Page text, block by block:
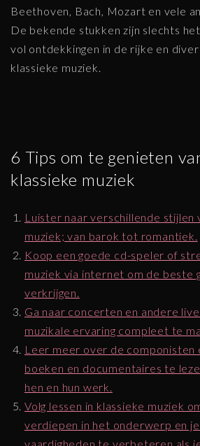
Beethoven, Bach, Mozart en vele
De bekende stukken zijn slechts
vol ontdekkingen in de rijke en
klassieke muziek.
6 Tips om te genieten
klassieke muziek
Luister naar verschillende stijlen
muziek; van barok tot romantiek.
Koop een goede cd-speler of
muziek via internet om de beste
verkrijgen.
Ga naar concerten en andere
muzikale ervaring compleet te
Leer meer over de componisten
boeken en documentaires te
hen en hun werk.
Volg lessen in klassieke muziek
verdiepen in het onderwerp en